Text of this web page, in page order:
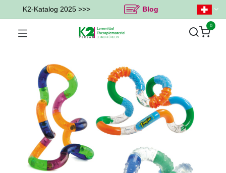
K2-Katalog 2025 >>> Blog
0